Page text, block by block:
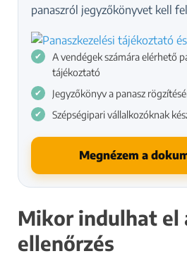
panaszról jegyzőkönyvet kell
A vendégek számára elérhető
tájékoztató
Jegyzőkönyv a panasz
Szépségipari vállalkozóknak
Megnézem a
Mikor indulhat el
ellenőrzés